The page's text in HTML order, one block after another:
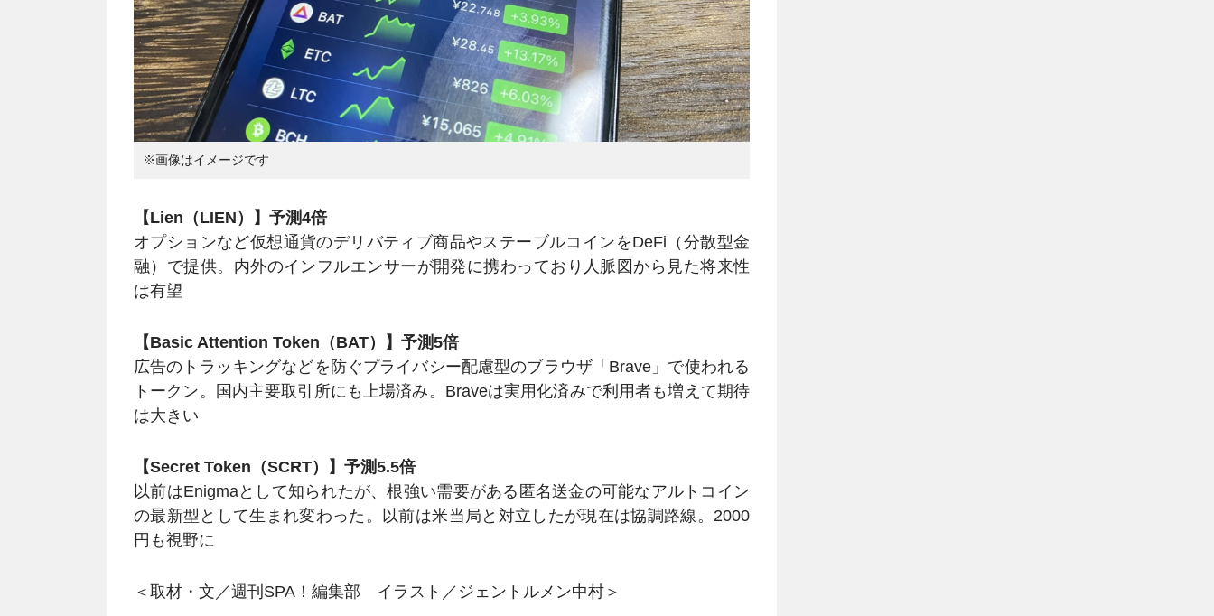
※画像はイメージです
【Lien（LIEN）】予測4倍
オプションなど仮想通貨のデリバティブ商品やステーブルコインをDeFi（分散型金
融）で提供。内外のインフルエンサーが開発に携わっており人脈図から見た将来性
は有望
【Basic Attention Token（BAT）】予測5倍
広告のトラッキングなどを防ぐプライバシー配慮型のブラウザ「Brave」で使われる
トークン。国内主要取引所にも上場済み。Braveは実用化済みで利用者も増えて期待
は大きい
【Secret Token（SCRT）】予測5.5倍
以前はEnigmaとして知られたが、根強い需要がある匿名送金の可能なアルトコイン
の最新型として生まれ変わった。以前は米当局と対立したが現在は協調路線。2000
円も視野に
＜取材・文／週刊SPA！編集部 イラスト／ジェントルメン中村＞